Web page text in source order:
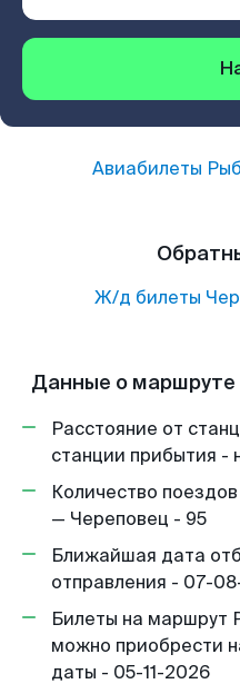
Авиабилеты
Ж/д билеты
Данные о
Расстояние от
станции прибытия -
Количество
— Череповец - 95
Ближайшая дата
отправления - 07-
Билеты на маршрут
можно приобрести
даты - 05-11-2026